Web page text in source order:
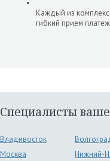
Каждый из
гибкий прием
Специалисты
Владивосток
Москва
Нижний-